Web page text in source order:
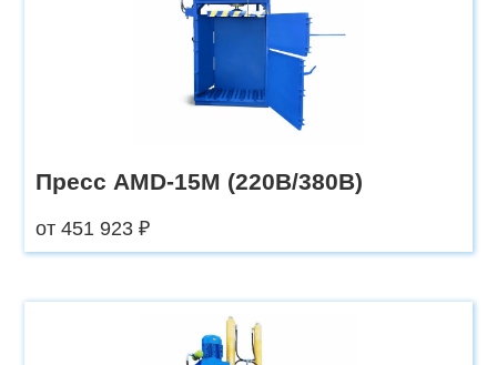
Пресс AMD-15М (220В/380В)
от 451 923 ₽